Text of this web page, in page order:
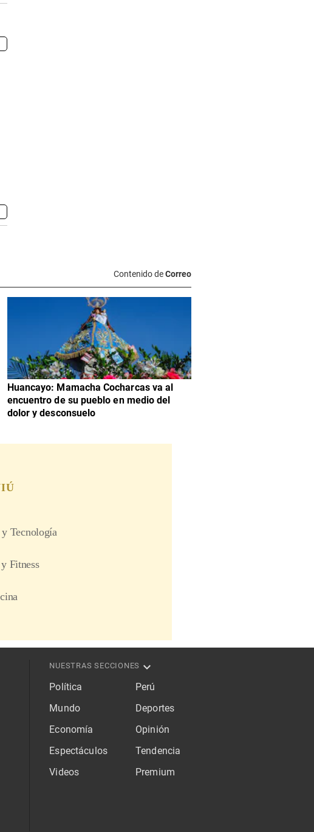
Contenido deCorreo
Huancayo: Mamacha Cocharcas va al
encuentro de su pueblo en medio del
dolor y desconsuelo
NUESTRAS SECCIONES
Política
Perú
Mundo
Deportes
Economía
Opinión
Espectáculos
Tendencia
Videos
Premium